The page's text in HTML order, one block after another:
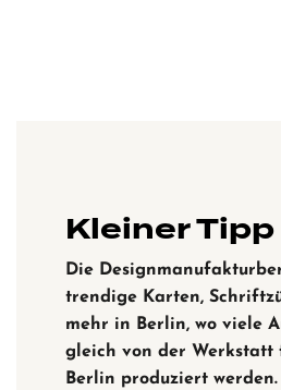
Kleiner Tipp
Die
trendige Karten,
mehr in Berlin, wo viele
gleich von der Werkstatt
Berlin produziert werden.